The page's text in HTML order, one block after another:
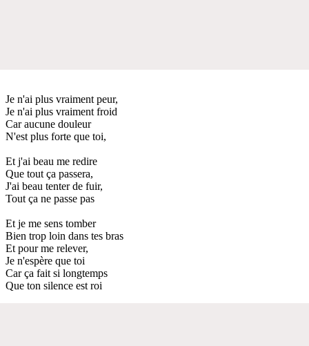
Je n'ai plus vraiment peur,
Je n'ai plus vraiment froid
Car aucune douleur
N'est plus forte que toi,
Et j'ai beau me redire
Que tout ça passera,
J'ai beau tenter de fuir,
Tout ça ne passe pas
Et je me sens tomber
Bien trop loin dans tes bras
Et pour me relever,
Je n'espère que toi
Car ça fait si longtemps
Que ton silence est roi